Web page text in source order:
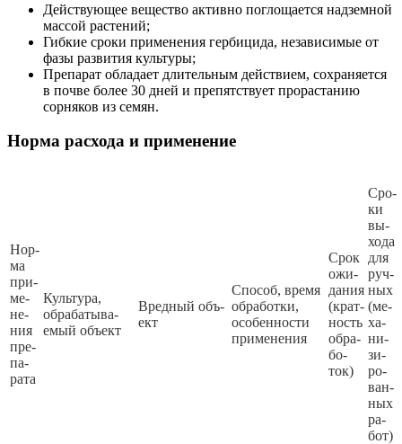
Действующее вещество активно поглощается надземной
массой растений;
Гибкие сроки применения гербицида, независимые от
фазы развития культуры;
Препарат обладает длительным действием, сохраняется
в почве более 30 дней и препятствует прорастанию
сорняков из семян.
Норма расхода и применение
Нор­
ма
при­
ме­
не­
ния
пре­
па­
ра­та
Куль­ту­ра,
об­ра­ба­ты­ва­
емый объ­ект
Вред­ный объ­
ект
Спо­соб, вре­мя
об­ра­бот­ки,
осо­бен­нос­ти
при­ме­не­ния
Срок
ожи­
да­ния
(крат­
ность
об­ра­
бо­
ток)
Сро­
ки
вы­
хо­да
для
руч­
ных
(ме­
ха­
ни­
зи­
ро­
ван­
ных
ра­
бот)